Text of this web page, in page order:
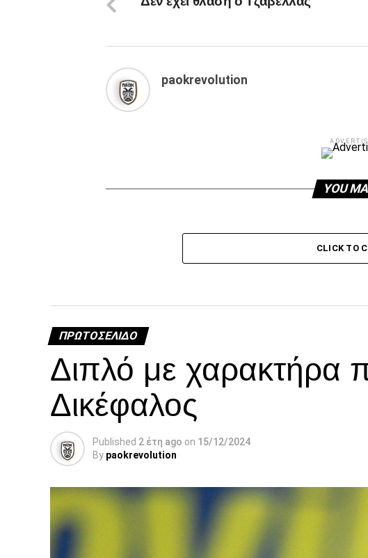
paokrevolution
YOU
CLICK TO
ΠΡΩΤΟΣΈΛΙΔΟ
Διπλό με χαρακτήρα
Δικέφαλος
Published 2 έτη ago on 15/12/2024
By paokrevolution